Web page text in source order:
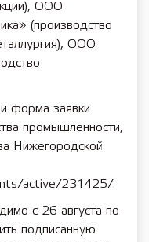
ООО
(производство
ООО
форма заявки
промышленности,
Нижегородской
active/231425/.
с 26 августа по
подписанную